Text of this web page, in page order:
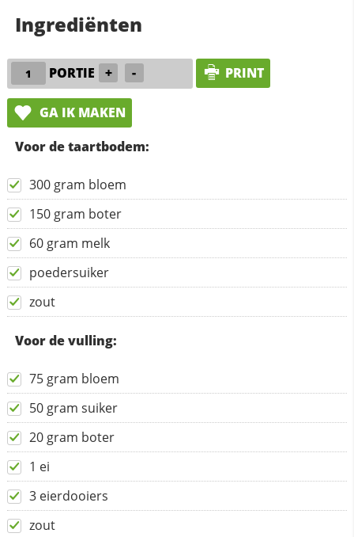
Ingrediënten
PORTIE + - PRINT
GA IK MAKEN
Voor de taartbodem:
300 gram bloem
150 gram boter
60 gram melk
poedersuiker
zout
Voor de vulling:
75 gram bloem
50 gram suiker
20 gram boter
1 ei
3 eierdooiers
zout